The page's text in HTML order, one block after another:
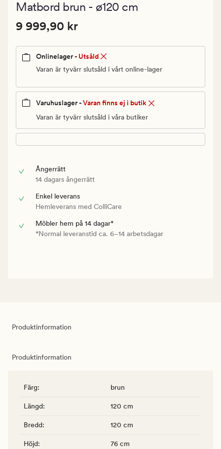
0
Matbord brun - ø120 cm
Pris
999,90
Ordinarie
9
999,90
Pris 9 999,90 kr
9 999,90 kr
Onlinelager - Utsåld
Varan är tyvärr slutsåld i vårt online-lager
Varuhuslager -Varan finns ej i butik
Varan är tyvärr slutsåld i våra butiker
Ångerrätt
14 dagars ångerrätt
Enkel leverans
Hemleverans med ColliCare
Möbler hem på 14 dagar*
*Normal leveranstid ca. 6–14 arbetsdagar
Produktinformation
Produktinformation
Färg: brun
Längd: 120 cm
Bredd: 120 cm
Höjd: 76 cm